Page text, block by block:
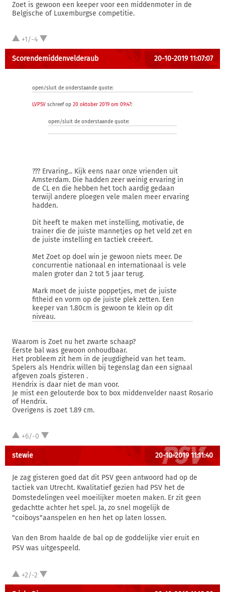
Zoet is gewoon een keeper voor een middenmoter in de
Belgische of Luxemburgse competitie.
+1/-4
Scorendemiddenvelderaub 20-10-2019 11:07:07
open/sluit de onderstaande quote:
LVPSV schreef op 20 oktober 2019 om 09:47:
open/sluit de onderstaande quote:
??? Ervaring... Kijk eens naar onze vrienden uit
Amsterdam. Die hadden zeer weinig ervaring in
de CL en die hebben het toch aardig gedaan
terwijl andere ploegen vele malen meer ervaring
hadden.
Dit heeft te maken met instelling, motivatie, de
trainer die de juiste mannetjes op het veld zet en
de juiste instelling en tactiek creëert.
Met Zoet op doel win je gewoon niets meer. De
concurrentie nationaal en internationaal is vele
malen groter dan 2 tot 5 jaar terug.
Mark moet de juiste poppetjes, met de juiste
fitheid en vorm op de juiste plek zetten. Een
keeper van 1.80cm is gewoon te klein op dit
niveau.
Waarom is Zoet nu het zwarte schaap?
Eerste bal was gewoon onhoudbaar.
Het probleem zit hem in de jeugdigheid van het team.
Spelers als Hendrix willen bij tegenslag dan een signaal
afgeven zoals gisteren .
Hendrix is daar niet de man voor.
Je mist een gelouterde box to box middenvelder naast Rosario
of Hendrix.
Overigens is zoet 1.89 cm.
+6/-0
stewie 20-10-2019 11:11:40
Je zag gisteren goed dat dit PSV geen antwoord had op de
tactiek van Utrecht. Kwalitatief gezien had PSV het de
Domstedelingen veel moeilijker moeten maken. Er zit geen
gedachtte achter het spel. Ja, zo snel mogelijk de
"coiboys"aanspelen en hen het op laten lossen.
Van den Brom haalde de bal op de goddelijke vier eruit en
PSV was uitgespeeld.
+2/-2